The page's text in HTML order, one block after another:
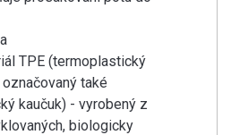
TPE (termoplastický
také
kaučuk) - vyrobený z
biologicky